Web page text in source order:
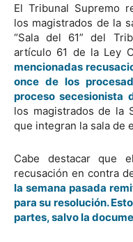
El Tribunal Supremo
los magistrados de la
“Sala del 61” del
artículo 61 de la Ley
mencionadas
once de los
proceso secesionista
los magistrados de la
que integran la sala de
Cabe destacar que
recusación en contra
la semana pasada
para su resolución.
partes, salvo la